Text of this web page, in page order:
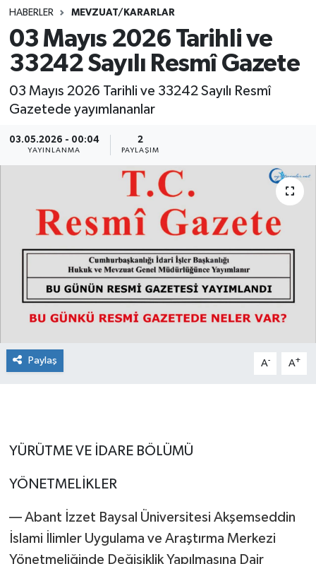
HABERLER MEVZUAT/KARARLAR
03 Mayıs 2026 Tarihli ve
33242 Sayılı Resmî Gazete
03 Mayıs 2026 Tarihli ve 33242 Sayılı Resmî
Gazetede yayımlananlar
03.05.2026 - 00:04
YAYINLANMA
2
PAYLAŞIM
Paylaş A- A+
YÜRÜTME VE İDARE BÖLÜMÜ
YÖNETMELİKLER
–– Abant İzzet Baysal Üniversitesi Akşemseddin
İslami İlimler Uygulama ve Araştırma Merkezi
Yönetmeliğinde Değişiklik Yapılmasına Dair
YARIŞMA/ETKİNLİKLER
ANKET
MEVZUAT/KARARLAR